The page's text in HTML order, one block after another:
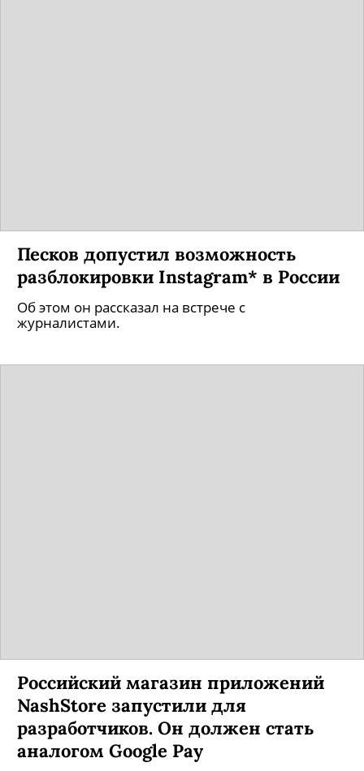
Песков допустил возможность
разблокировки Instagram* в России
Об этом он рассказал на встрече с
журналистами.
Российский магазин приложений
NashStore запустили для
разработчиков. Он должен стать
аналогом Google Pay